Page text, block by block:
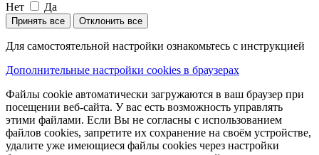
Нет
Да
Принять все Отклонить все
Для самостоятельной настройки ознакомьтесь с инструкцией
Дополнительные настройки cookies в браузерах
Файлы cookie автоматически загружаются в ваш браузер при
посещении веб-сайта. У вас есть возможность управлять
этими файлами. Если Вы не согласны с использованием
файлов cookies, запретите их сохранение на своём устройстве,
удалите уже имеющиеся файлы cookies через настройки